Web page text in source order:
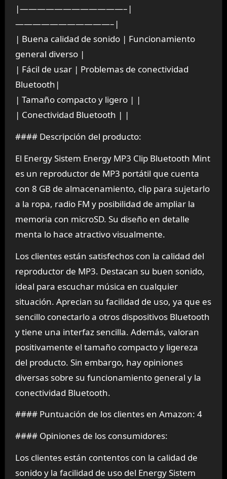
|————————————–|
———————————–|
| Buena calidad de sonido | Funcionamiento
general diverso |
| Fácil de usar | Problemas de conectividad
Bluetooth|
| Tamaño compacto y ligero | |
| Conectividad Bluetooth | |
#### Descripción del producto:
El Energy Sistem Energy MP3 Clip Bluetooth Mint
es un reproductor de MP3 portátil que cuenta
con 8 GB de almacenamiento, clip para sujetarlo
a la ropa, radio FM y posibilidad de ampliar la
memoria con microSD. Su diseño en detalle
menta lo hace atractivo visualmente.
Los clientes están satisfechos con la calidad del
reproductor de MP3. Destacan su buen sonido,
ideal para escuchar música en cualquier
situación. Aprecian su facilidad de uso, ya que es
sencillo conectarlo a otros dispositivos Bluetooth
y tiene una interfaz sencilla. Además, valoran
positivamente el tamaño compacto y ligereza
del producto. Sin embargo, hay opiniones
diversas sobre su funcionamiento general y la
conectividad Bluetooth.
#### Puntuación de los clientes en Amazon: 4
#### Opiniones de los consumidores:
Los clientes están contentos con la calidad de
sonido y la facilidad de uso del Energy Sistem